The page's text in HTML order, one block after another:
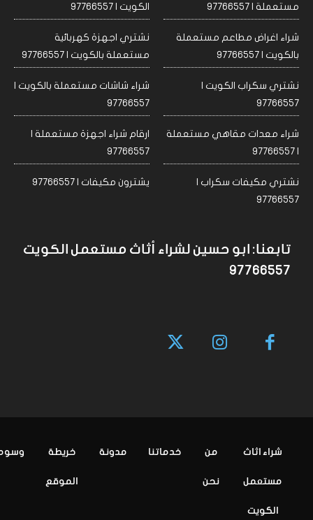
مستعملة | 97766557
الكويت | 97766557
شراء اغراض مطاعم مستعملة
بالكويت | 97766557
نشتري اجهزة كهربائية
مستعملة بالكويت | 97766557
نشتري سكراب الكويت |
97766557
شراء شاشات مستعملة بالكويت |
97766557
شراء معدات مقاهي مستعملة
| 97766557
ارقام شراء اجهزة مستعملة |
97766557
نشتري مكيفات سكراب |
97766557
يشترون مكيفات | 97766557
تابعنا: ابو حسين لشراء أثاث مستعمل الكويت
97766557
شراء اثاث
مستعمل
الكويت
من
نحن
خدماتنا مدونة خريطة
الموقع